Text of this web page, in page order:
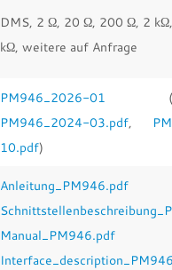
DMS, 2 Ω, 20 Ω, 200 Ω, 2
kΩ, weitere auf Anfrage
PM946_2026-01
PM946_2024-03.pdf,
10.pdf)
Anleitung_PM946.pdf
Manual_PM946.pdf